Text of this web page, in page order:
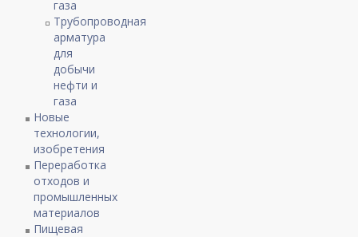
газа
Трубопроводная
арматура
для
добычи
нефти и
газа
Новые
технологии,
изобретения
Переработка
отходов и
промышленных
материалов
Пищевая